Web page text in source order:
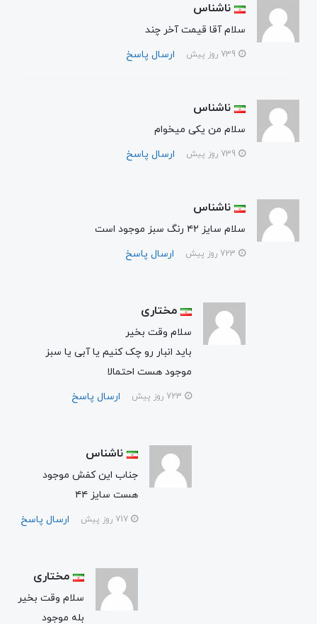
ناشناس
سلام آقا قیمت آخر چند
ارسال پاسخ
ناشناس
سلام من یکی میخوام
ارسال پاسخ
ناشناس
سلام سایز ۴۲ رنگ سبز موجود است
ارسال پاسخ
مختاری
سلام وقت بخیر
باید انبار رو چک کنیم یا آبی یا سبز
موجود هست احتمالا
ارسال پاسخ
ناشناس
جناب این کفش موجود
هست سایز ۴۴
ارسال پاسخ
مختاری
سلام وقت بخیر
بله موجود